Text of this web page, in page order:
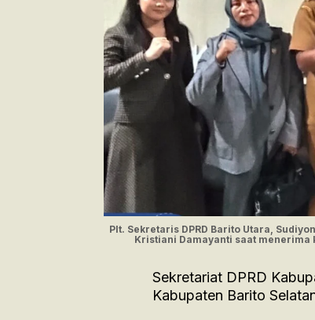
Plt. Sekretaris DPRD Barito Utara,
Kristiani Damayanti saat menerima
Sekretariat DPRD
Kabupaten Barito